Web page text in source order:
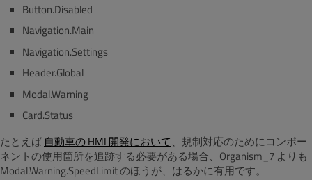
Button.Disabled
Navigation.Main
Navigation.Settings
Header.Global
Modal.Warning
Card.Status
たとえば 自動車の HMI 開発において、規制対応のためにコンポー
ネントの使用箇所を追跡する必要がある場合、Organism_7 よりも
Modal.Warning.SpeedLimit のほうが、はるかに有用です。